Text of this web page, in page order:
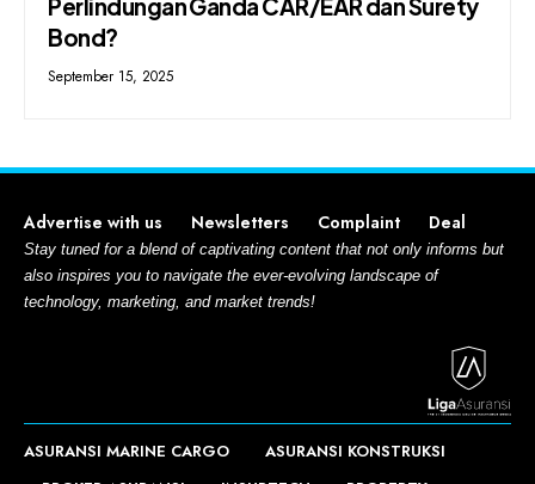
Perlindungan Ganda CAR/EAR dan Surety
Bond?
September 15, 2025
Advertise with us Newsletters Complaint Deal
Stay tuned for a blend of captivating content that not only informs but
also inspires you to navigate the ever-evolving landscape of
technology, marketing, and market trends!
ASURANSI MARINE CARGO
ASURANSI KONSTRUKSI